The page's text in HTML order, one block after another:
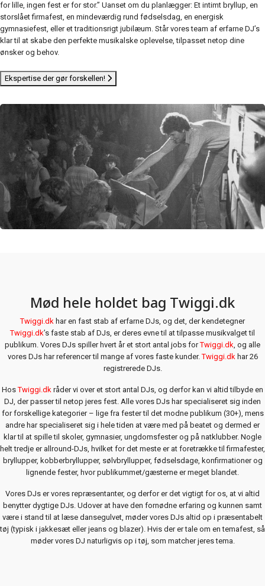
for lille, ingen fest er for stor.” Uanset om du planlægger: Et intimt bryllup, en
storslået firmafest, en mindeværdig rund fødselsdag, en energisk
gymnasiefest, eller et traditionsrigt jubilæum. Står vores team af erfarne DJ’s
klar til at skabe den perfekte musikalske oplevelse, tilpasset netop dine
ønsker og behov.
Ekspertise der gør forskellen!
Mød hele holdet bag Twiggi.dk
Twiggi.dk har en fast stab af erfarne DJs, og det, der kendetegner
Twiggi.dk’s faste stab af DJs, er deres evne til at tilpasse musikvalget til
publikum. Vores DJs spiller hvert år et stort antal jobs forTwiggi.dk, og alle
vores DJs har referencer til mange af vores faste kunder.Twiggi.dkhar 26
registrerede DJs.
HosTwiggi.dk råder vi over et stort antal DJs, og derfor kan vi altid tilbyde en
DJ, der passer til netop jeres fest. Alle vores DJs har specialiseret sig inden
for forskellige kategorier – lige fra fester til det modne publikum (30+), mens
andre har specialiseret sig i hele tiden at være med på beatet og dermed er
klar til at spille til skoler, gymnasier, ungdomsfester og på natklubber. Nogle
helt tredje er allround-DJs, hvilket for det meste er at foretrække til firmafester,
bryllupper, kobberbryllupper, sølvbryllupper, fødselsdage, konfirmationer og
lignende fester, hvor publikummet/gæsterne er meget blandet.
Vores DJs er vores repræsentanter, og derfor er det vigtigt for os, at vi altid
benytter dygtige DJs. Udover at have den fornødne erfaring og kunnen samt
være i stand til at læse dansegulvet, møder vores DJs altid op i præsentabelt
tøj (typisk i jakkesæt eller jeans og blazer). Hvis der er tale om en temafest, så
møder vores DJ naturligvis op i tøj, som matcher jeres tema.